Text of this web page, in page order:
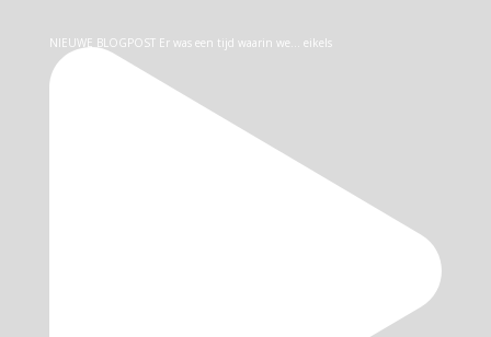
NIEUWE BLOGPOST Er was een tijd waarin we… eikels